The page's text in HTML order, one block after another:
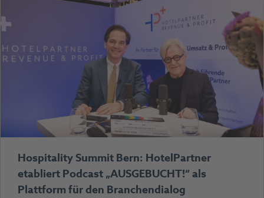
Hospitality Summit Bern: HotelPartner
etabliert Podcast „AUSGEBUCHT!“ als
Plattform für den Branchendialog